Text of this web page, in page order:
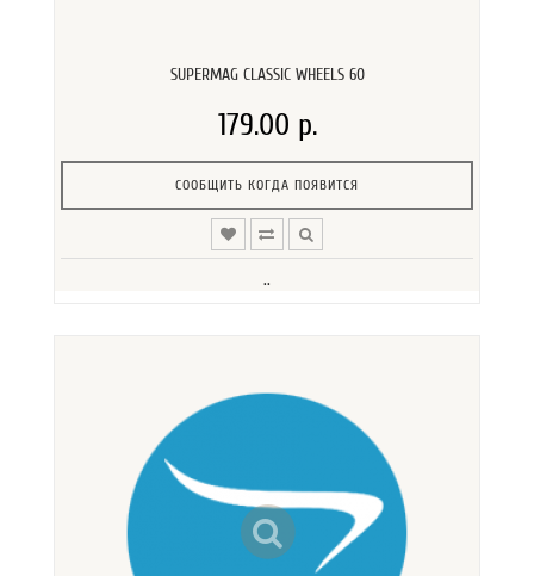
SUPERMAG CLASSIC WHEELS 60
179.00 р.
СООБЩИТЬ КОГДА ПОЯВИТСЯ
..